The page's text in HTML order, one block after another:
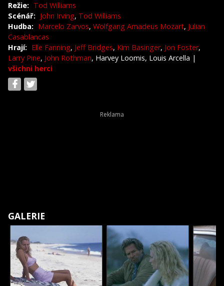
Režie: Tod Williams
Scénář: John Irving, Tod Williams
Hudba: Marcelo Zarvos, Wolfgang Amadeus Mozart, Julian
Casablancas
Hrají: Elle Fanning, Jeff Bridges, Kim Basinger, Jon Foster,
Larry Pine, John Rothman, Harvey Loomis, Louis Arcella |
všichni herci
GALERIE